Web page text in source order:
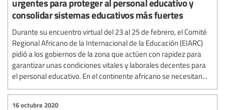
urgentes para proteger al personal educativo y
consolidar sistemas educativos más fuertes
Durante su encuentro virtual del 23 al 25 de febrero, el Comité
Regional Africano de la Internacional de la Educación (EIARC)
pidió a los gobiernos de la zona que actúen con rapidez para
garantizar unas condiciones vitales y laborales decentes para
el personal educativo. En el continente africano se necesitan...
16 octubre 2020